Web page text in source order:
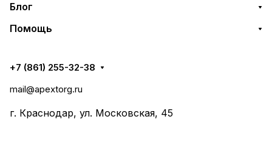
Блог
Помощь
+7 (861) 255-32-38
mail@apextorg.ru
г. Краснодар, ул. Московская, 45